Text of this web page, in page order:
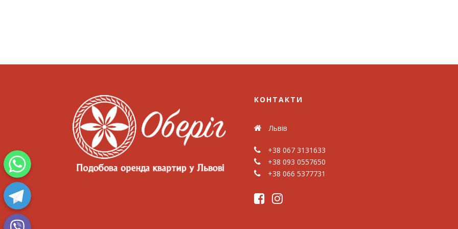
КОНТАКТИ
Львів
+38 067 3131633
+38 093 0557650
+38 066 5377731
WhatsApp
Telegram
Viber